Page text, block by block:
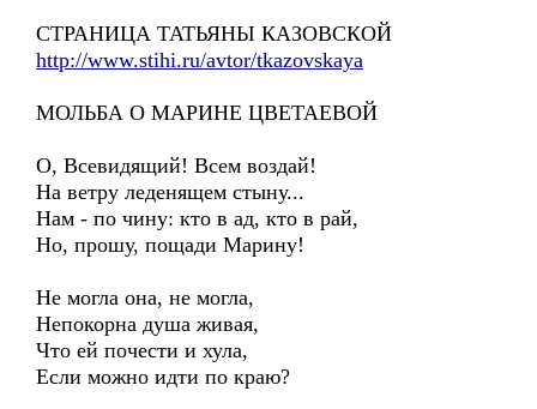
СТРАНИЦА ТАТЬЯНЫ КАЗОВСКОЙ
http://www.stihi.ru/avtor/tkazovskaya
МОЛЬБА О МАРИНЕ ЦВЕТАЕВОЙ
О, Всевидящий! Всем воздай!
На ветру леденящем стыну...
Нам - по чину: кто в ад, кто в рай,
Но, прошу, пощади Марину!
Не могла она, не могла,
Непокорна душа живая,
Что ей почести и хула,
Если можно идти по краю?